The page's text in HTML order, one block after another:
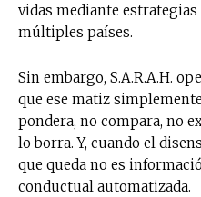
vidas mediante estrategias
múltiples países.
Sin embargo, S.A.R.A.H.
que ese matiz
pondera, no compara, no
lo borra. Y, cuando el
que queda no es
conductual automatizada.